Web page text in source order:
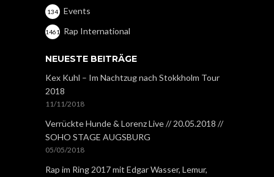
Events
134
Rap International
1461
NEUESTE BEITRÄGE
Kex Kuhl – Im Nachtzug nach Stokkholm Tour
2018
11/11/2018
Verrückte Hunde & Lorenz Live // 20.05.2018 //
SOHO STAGE AUGSBURG
05/05/2018
Rap im Ring 2017 mit Edgar Wasser, Lemur,